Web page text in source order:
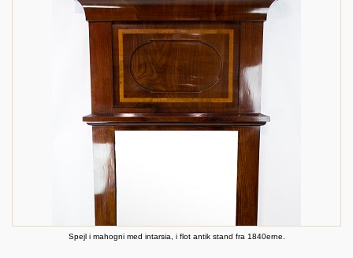
Spejl i mahogni med intarsia, i flot antik stand fra 1840erne.